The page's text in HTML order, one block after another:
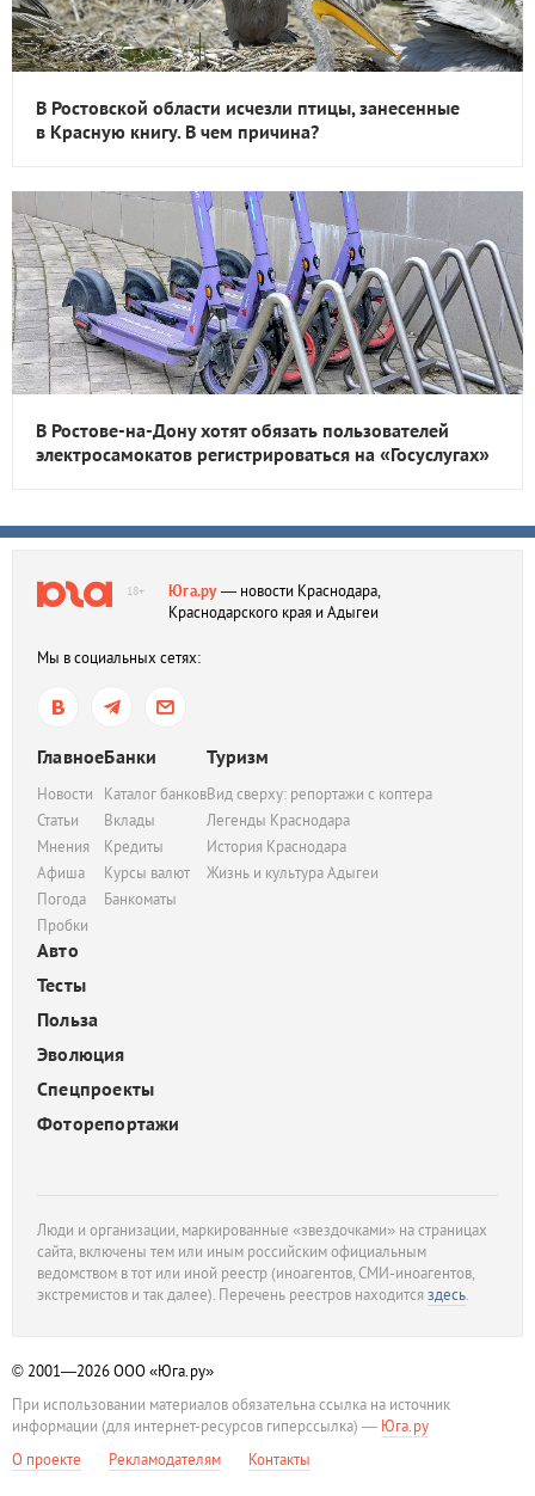
В Ростовской области исчезли птицы, занесенные
в Красную книгу. В чем причина?
В Ростове-на-Дону хотят обязать пользователей
электросамокатов регистрироваться на «Госуслугах»
18+ Юга.ру— новости Краснодара,
Краснодарского края и Адыгеи
Мы в социальных сетях:
Главное
Новости
Статьи
Мнения
Афиша
Погода
Пробки
Банки
Каталог банков
Вклады
Кредиты
Курсы валют
Банкоматы
Туризм
Вид сверху: репортажи с коптера
Легенды Краснодара
История Краснодара
Жизнь и культура Адыгеи
Авто
Тесты
Польза
Эволюция
Спецпроекты
Фоторепортажи
Люди и организации, маркированные «звездочками» на страницах
сайта, включены тем или иным российским официальным
ведомством в тот или иной реестр (иноагентов, СМИ-иноагентов,
экстремистов и так далее). Перечень реестров находитсяздесь.
© 2001—2026ООО «Юга.ру»
При использовании материалов обязательна ссылка на источник
информации (для интернет-ресурсов гиперссылка) — Юга.ру
О проекте
Рекламодателям Контакты